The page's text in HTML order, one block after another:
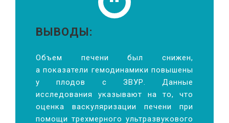
ВЫВОДЫ:
Объем печени был снижен,
а показатели гемодинамики повышены
у плодов с ЗВУР. Данные
исследования указывают на то, что
оценка васкуляризации печени при
помощи трехмерного ультразвукового